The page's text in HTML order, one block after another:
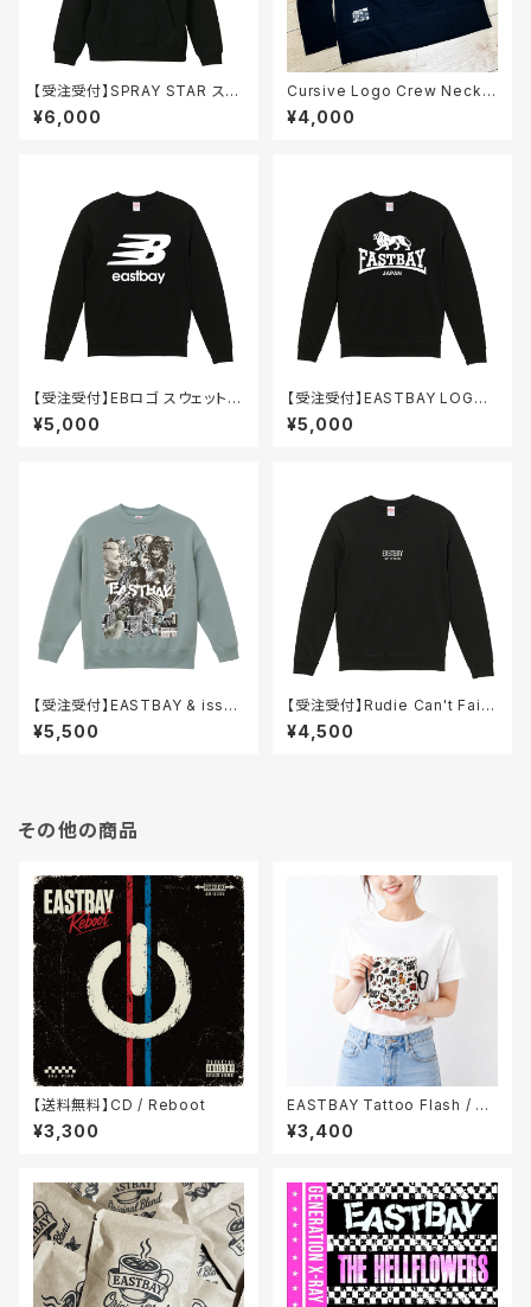
【受注受付】SPRAY STAR スウ
ェット / フーディー
¥6,000
Cursive Logo Crew Neck
スウェット / 黒
¥4,000
【受注受付】EBロゴ スウェット /
クルーネック
¥5,000
【受注受付】EASTBAY LOGO
スウェット / クルーネック
¥5,000
【受注受付】EASTBAY & issey
seto collage ビッグシルエット
スウェット(裏起毛) / クルーネッ
¥5,500
【受注受付】Rudie Can't Fail
スウェット / クルーネック
¥4,500
その他の商品
【送料無料】CD / Reboot
¥3,300
EASTBAY Tattoo Flash / 巾
着(カラビナ付き)
¥3,400